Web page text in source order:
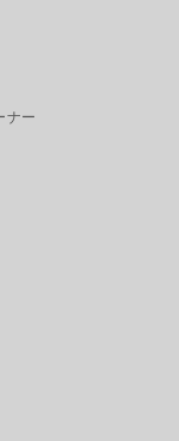
ナー